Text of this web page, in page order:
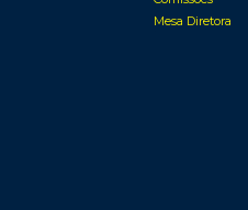
Mesa Diretora